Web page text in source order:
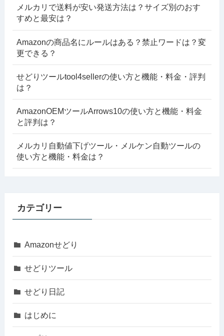
メルカリで送料が安い発送方法は？サイズ別のおす
すめと最安は？
Amazonの商品名にルールはある？禁止ワードは？変
更できる？
せどりツールtool4sellerの使い方と機能・料金・評判
は？
AmazonOEMツールArrows10の使い方と機能・料金
と評判は？
メルカリ自動値下げツール・メルケン自動ツールの
使い方と機能・料金は？
カテゴリー
Amazonせどり
せどりツール
せどり日記
はじめに